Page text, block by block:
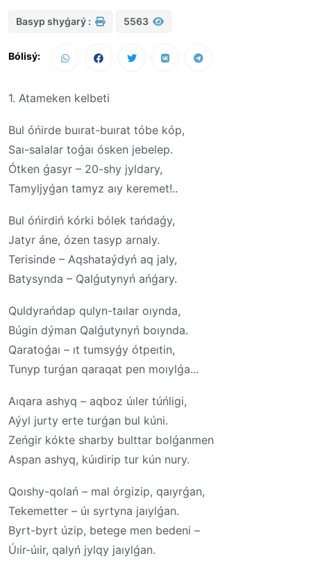
Basyp shyǵarý : 5563
Bólisý:
1. Atameken kelbeti
Bul óńirde buırat-buırat tóbe kóp,
Saı-salalar toǵaı ósken jebelep.
Ótken ǵasyr – 20-shy jyldary,
Tamyljyǵan tamyz aıy keremet!..
Bul óńirdiń kórki bólek tańdaǵy,
Jatyr áne, ózen tasyp arnaly.
Terisinde – Aqshataýdyń aq jaly,
Batysynda – Qalǵutynyń ańǵary.
Quldyrańdap qulyn-taılar oıynda,
Búgin dýman Qalǵutynyń boıynda.
Qaratoǵaı – ıt tumsyǵy ótpeıtin,
Tunyp turǵan qaraqat pen moıylǵa...
Aıqara ashyq – aqboz úıler túńligi,
Aýyl jurty erte turǵan bul kúni.
Zeńgir kókte sharby bulttar bolǵanmen
Aspan ashyq, kúıdirip tur kún nury.
Qoıshy-qolań – mal órgizip, qaıyrǵan,
Tekemetter – úı syrtyna jaıylǵan.
Byrt-byrt úzip, betege men bedeni –
Úıir-úıir, qalyń jylqy jaıylǵan.